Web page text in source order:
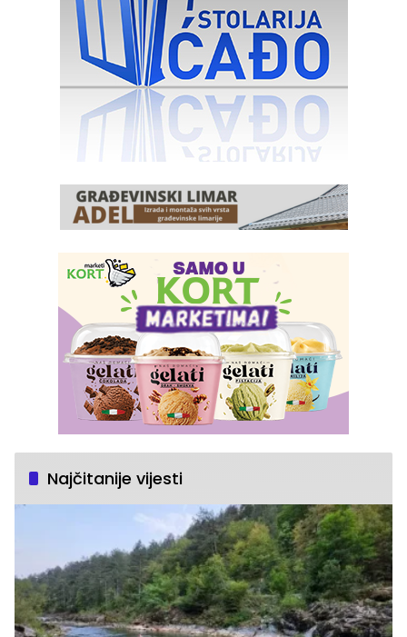
Najčitanije vijesti